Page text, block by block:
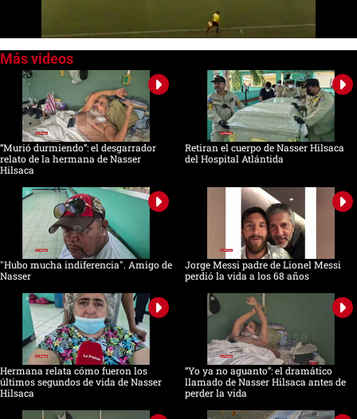
seconds
seconds
“Murió durmiendo”: el desgarrador
relato de la hermana de Nasser
Hilsaca
Retiran el cuerpo de Nasser Hilsaca
del Hospital Atlántida
"Hubo mucha indiferencia". Amigo de
Nasser
Jorge Messi padre de Lionel Messi
perdió la vida a los 68 años
Hermana relata cómo fueron los
últimos segundos de vida de Nasser
Hilsaca
“Yo ya no aguanto”: el dramático
llamado de Nasser Hilsaca antes de
perder la vida